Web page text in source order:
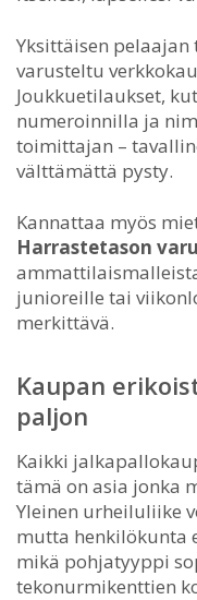
Yksittäisen
varusteltu
Joukkuetilaukset,
numeroinnilla ja
toimittajan –
välttämättä pysty.
Kannattaa myös
Harrastetason
junioreille tai
merkittävä.
Kaupan
paljon
Kaikki
tämä on asia jonka
Yleinen urheiluliike
mutta henkilökunta
mikä pohjatyyppi
tekonurmikenttien